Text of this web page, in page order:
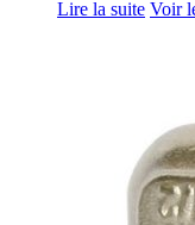
Lire la suite Voir